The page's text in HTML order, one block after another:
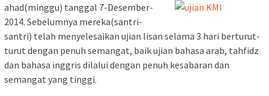
ahad(minggu) tanggal 7-Desember-
2014. Sebelumnya mereka(santri-
santri) telah menyelesaikan ujian lisan selama 3 hari berturut-
turut dengan penuh semangat, baik ujian bahasa arab, tahfidz
dan bahasa inggris dilalui dengan penuh kesabaran dan
semangat yang tinggi.